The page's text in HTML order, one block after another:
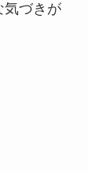
気づきが